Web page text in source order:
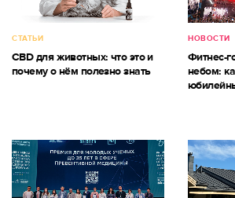
СТАТЬИ
CBD для животных: что это и
почему о нём полезно знать
НОВОСТИ
Фитнес-
небом: